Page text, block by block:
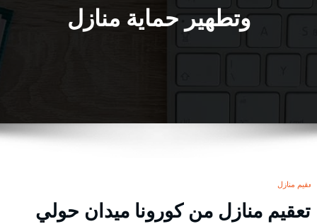
وتطهير حماية منازل
تعقيم منازل
تعقيم منازل من كورونا ميدان حولي